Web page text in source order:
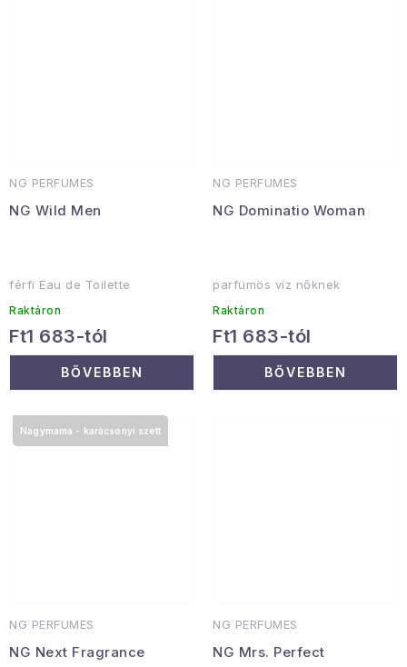
NG PERFUMES
NG Wild Men
férfi Eau de Toilette
Raktáron
Ft1 683-tól
BŐVEBBEN
NG PERFUMES
NG Dominatio Woman
parfümös víz nőknek
Raktáron
Ft1 683-tól
BŐVEBBEN
NG PERFUMES
NG Next Fragrance
Nagymama - karácsonyi szett
NG PERFUMES
NG Mrs. Perfect